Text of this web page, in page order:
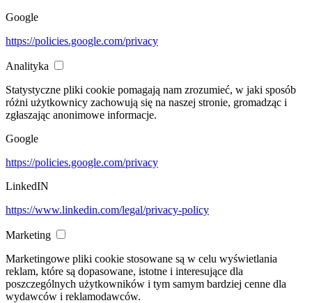
Google
https://policies.google.com/privacy
Analityka
Statystyczne pliki cookie pomagają nam zrozumieć, w jaki sposób
różni użytkownicy zachowują się na naszej stronie, gromadząc i
zgłaszając anonimowe informacje.
Google
https://policies.google.com/privacy
LinkedIN
https://www.linkedin.com/legal/privacy-policy
Marketing
Marketingowe pliki cookie stosowane są w celu wyświetlania
reklam, które są dopasowane, istotne i interesujące dla
poszczególnych użytkowników i tym samym bardziej cenne dla
wydawców i reklamodawców.